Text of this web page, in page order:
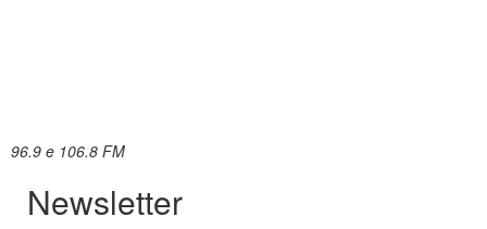
96.9 e 106.8 FM
Newsletter